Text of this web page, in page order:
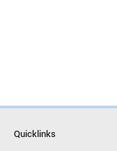
Quicklinks